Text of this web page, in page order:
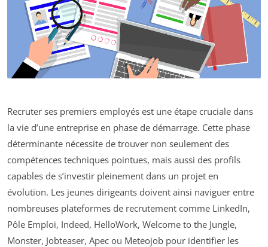
Recruter ses premiers employés est une étape cruciale dans
la vie d’une entreprise en phase de démarrage. Cette phase
déterminante nécessite de trouver non seulement des
compétences techniques pointues, mais aussi des profils
capables de s’investir pleinement dans un projet en
évolution. Les jeunes dirigeants doivent ainsi naviguer entre
nombreuses plateformes de recrutement comme LinkedIn,
Pôle Emploi, Indeed, HelloWork, Welcome to the Jungle,
Monster, Jobteaser, Apec ou Meteojob pour identifier les